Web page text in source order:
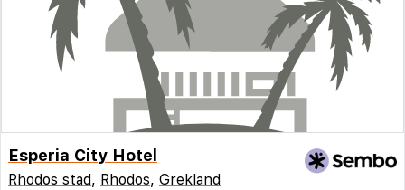
Esperia City Hotel
Rhodos stad, Rhodos, Grekland